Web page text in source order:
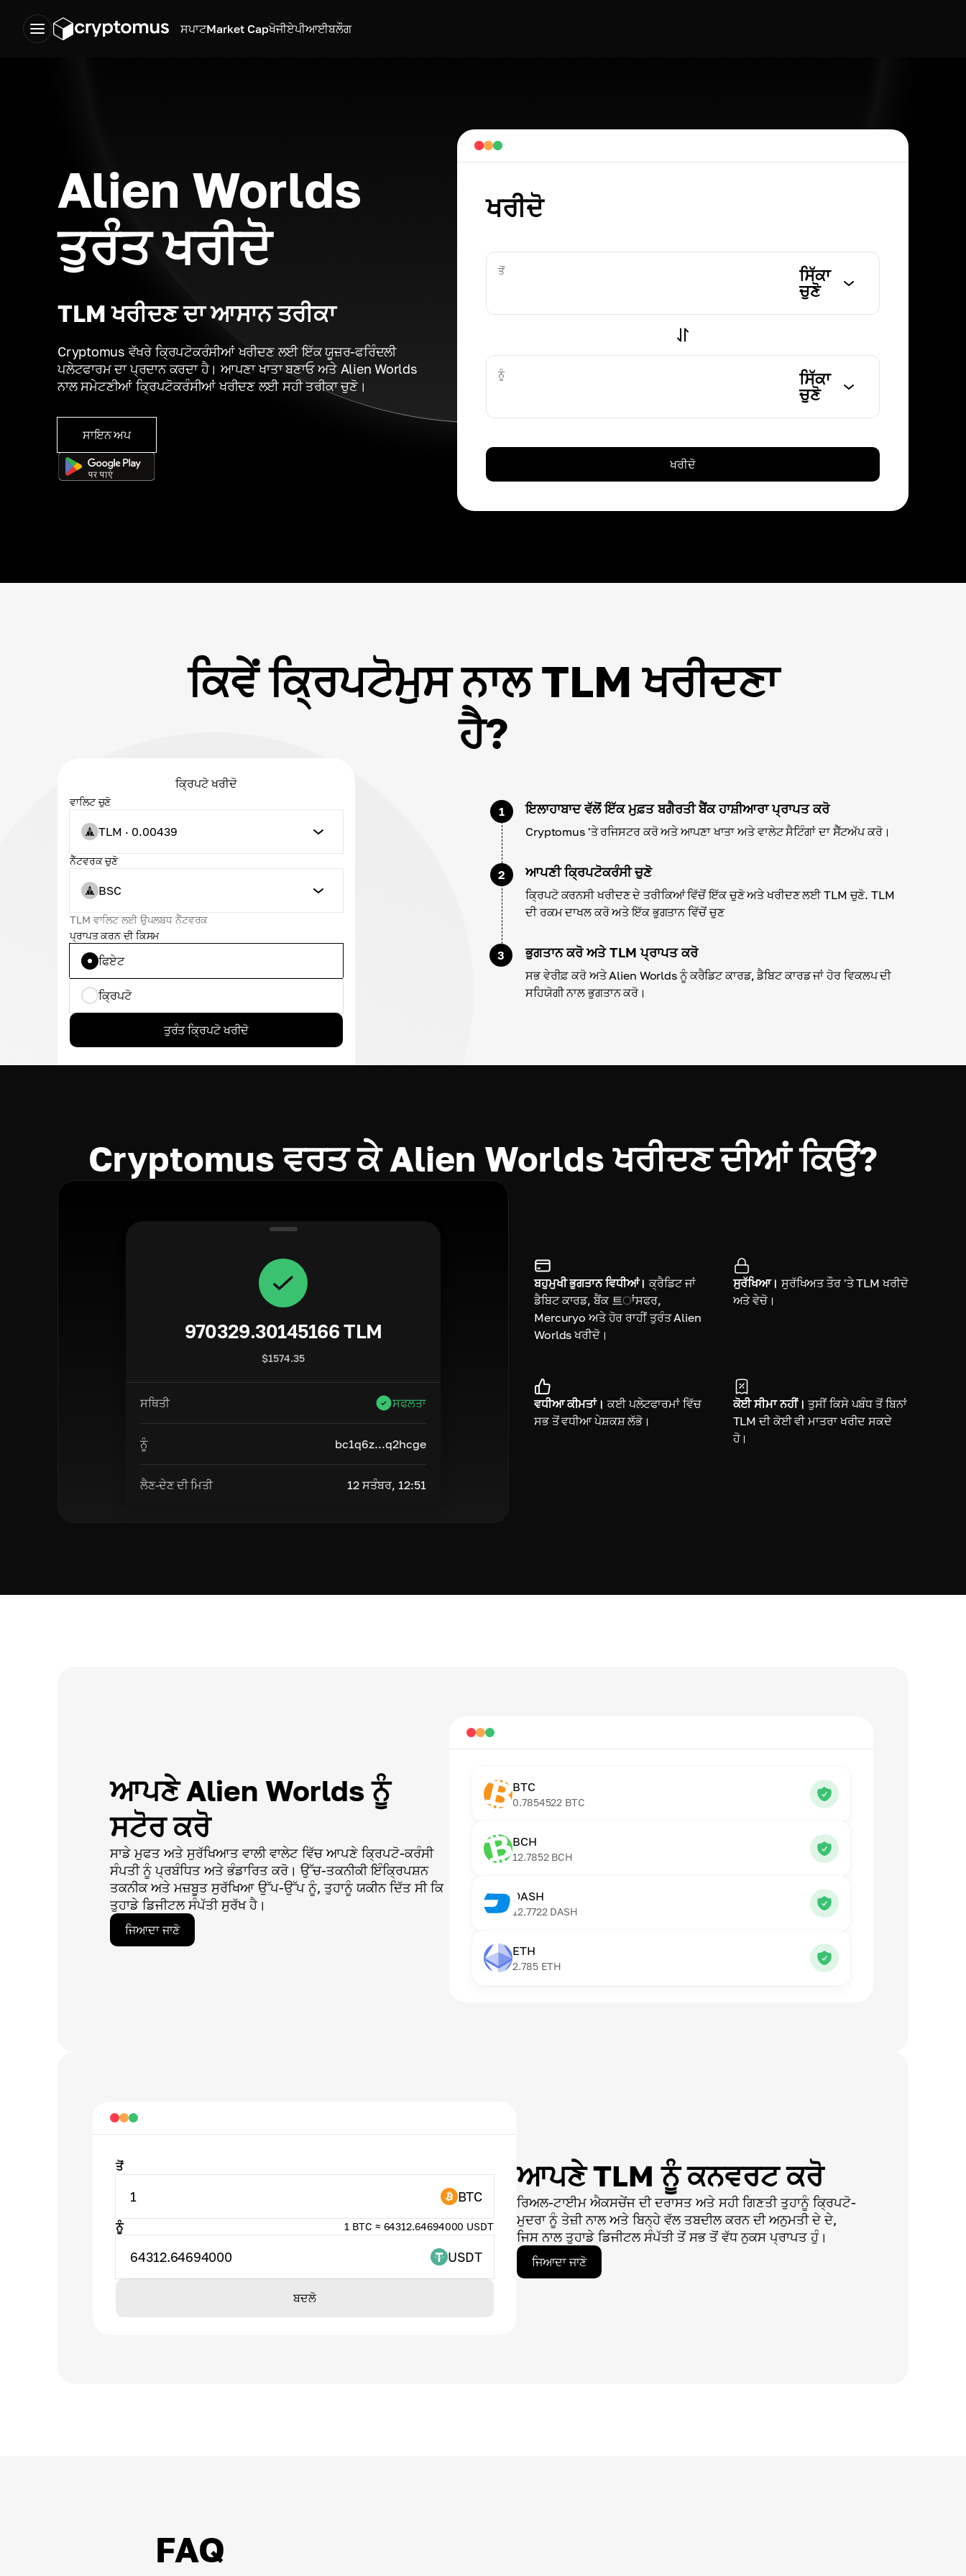
ਸਪਾਟMarket Capਖੋਜੀਏਪੀਆਈਬਲੌਗ
Alien Worlds
ਤੁਰੰਤ ਖਰੀਦੋ
TLM ਖਰੀਦਣ ਦਾ ਆਸਾਨ ਤਰੀਕਾ
Cryptomus ਵੱਖਰੇ ਕ੍ਰਿਪਟੋਕਰੰਸੀਆਂ ਖਰੀਦਣ ਲਈ ਇੱਕ ਯੂਜ਼ਰ-ਫਰਿੰਦਲੀ
ਪਲੇਟਫਾਰਮ ਦਾ ਪ੍ਰਦਾਨ ਕਰਦਾ ਹੈ। ਆਪਣਾ ਖਾਤਾ ਬਣਾਓ ਅਤੇ Alien Worlds
ਨਾਲ ਸਮੇਟਣੀਆਂ ਕ੍ਰਿਪਟੋਕਰੰਸੀਆਂ ਖਰੀਦਣ ਲਈ ਸਹੀ ਤਰੀਕਾ ਚੁਣੋ।
ਸਾਇਨ ਅਪ
ਖਰੀਦੋ
ਤੋਂ
ਸਿੱਕਾ
ਚੁਣੋ
ਨੂੰ
ਸਿੱਕਾ
ਚੁਣੋ
ਖਰੀਦੋ
ਕਿਵੇਂ ਕ੍ਰਿਪਟੋਮੁਸ ਨਾਲ TLM ਖਰੀਦਣਾ
ਹੈ?
ਕ੍ਰਿਪਟੋ ਖਰੀਦੋ
ਵਾਲਿਟ ਚੁਣੋ
TLM · 0.00439
ਨੈੱਟਵਰਕ ਚੁਣੋ
BSC
TLM ਵਾਲਿਟ ਲਈ ਉਪਲਬਧ ਨੈੱਟਵਰਕ
ਪ੍ਰਾਪਤ ਕਰਨ ਦੀ ਕਿਸਮ
ਫਿਏਟ
ਕ੍ਰਿਪਟੋ
ਤੁਰੰਤ ਕ੍ਰਿਪਟੋ ਖਰੀਦੋ
1 ਇਲਾਹਾਬਾਦ ਵੱਲੋਂ ਇੱਕ ਮੁਫ਼ਤ ਬਗੈਰਤੀ ਬੈਂਕ ਹਾਸ਼ੀਆਰਾ ਪ੍ਰਾਪਤ ਕਰੋ
Cryptomus 'ਤੇ ਰਜਿਸਟਰ ਕਰੋ ਅਤੇ ਆਪਣਾ ਖਾਤਾ ਅਤੇ ਵਾਲੇਟ ਸੈਟਿੰਗਾਂ ਦਾ ਸੈੱਟਅੱਪ ਕਰੋ।
2 ਆਪਣੀ ਕ੍ਰਿਪਟੋਕਰੰਸੀ ਚੁਣੋ
ਕ੍ਰਿਪਟੋ ਕਰਨਸੀ ਖਰੀਦਣ ਦੇ ਤਰੀਕਿਆਂ ਵਿੱਚੋਂ ਇੱਕ ਚੁਣੋ ਅਤੇ ਖਰੀਦਣ ਲਈ TLM ਚੁਣੋ. TLM
ਦੀ ਰਕਮ ਦਾਖਲ ਕਰੋ ਅਤੇ ਇੱਕ ਭੁਗਤਾਨ ਵਿੱਚੋਂ ਚੁਣ
3 ਭੁਗਤਾਨ ਕਰੋ ਅਤੇ TLM ਪ੍ਰਾਪਤ ਕਰੋ
ਸਭ ਵੇਰੀਫ਼ ਕਰੋ ਅਤੇ Alien Worlds ਨੂੰ ਕਰੈਡਿਟ ਕਾਰਡ, ਡੈਬਿਟ ਕਾਰਡ ਜਾਂ ਹੋਰ ਵਿਕਲਪ ਦੀ
ਸਹਿਯੋਗੀ ਨਾਲ ਭੁਗਤਾਨ ਕਰੋ।
Cryptomus ਵਰਤ ਕੇ Alien Worlds ਖਰੀਦਣ ਦੀਆਂ ਕਿਉਂ?
970329.30145166 TLM
$1574.35
ਸਥਿਤੀ ਸਫਲਤਾ
ਨੂੰ bc1q6z...q2hcge
ਲੈਣ-ਦੇਣ ਦੀ ਮਿਤੀ 12 ਸਤੰਬਰ, 12:51
ਬਹੁਮੁਖੀ ਭੁਗਤਾਨ ਵਿਧੀਆਂ। ਕ੍ਰੈਡਿਟ ਜਾਂ
ਡੈਬਿਟ ਕਾਰਡ, ਬੈਂਕ 트ਾਂਸਫਰ,
Mercuryo ਅਤੇ ਹੋਰ ਰਾਹੀਂ ਤੁਰੰਤ Alien
Worlds ਖਰੀਦੋ।
ਸੁਰੱਖਿਆ। ਸੁਰੱਖਿਅਤ ਤੌਰ 'ਤੇ TLM ਖਰੀਦੋ
ਅਤੇ ਵੇਚੋ।
ਵਧੀਆ ਕੀਮਤਾਂ। ਕਈ ਪਲੇਟਫਾਰਮਾਂ ਵਿੱਚ
ਸਭ ਤੋਂ ਵਧੀਆ ਪੇਸ਼ਕਸ਼ ਲੱਭੋ।
ਕੋਈ ਸੀਮਾ ਨਹੀਂ। ਤੁਸੀਂ ਕਿਸੇ ਪਬੰਧ ਤੋਂ ਬਿਨਾਂ
TLM ਦੀ ਕੋਈ ਵੀ ਮਾਤਰਾ ਖਰੀਦ ਸਕਦੇ
ਹੋ।
ਆਪਣੇ Alien Worlds ਨੂੰ
ਸਟੋਰ ਕਰੋ
ਸਾਡੇ ਮੁਫਤ ਅਤੇ ਸੁਰੱਖਿਆਤ ਵਾਲੀ ਵਾਲੇਟ ਵਿੱਚ ਆਪਣੇ ਕ੍ਰਿਪਟੋ-ਕਰੰਸੀ
ਸੰਪਤੀ ਨੂੰ ਪ੍ਰਬੰਧਿਤ ਅਤੇ ਭੰਡਾਰਿਤ ਕਰੋ। ਉੱਚ-ਤਕਨੀਕੀ ਇੰਕ੍ਰਿਪਸ਼ਨ
ਤਕਨੀਕ ਅਤੇ ਮਜ਼ਬੂਤ ਸੁਰੱਖਿਆ ਉੱਪ-ਉੱਪ ਨੂੰ, ਤੁਹਾਨੂੰ ਯਕੀਨ ਦਿੱਤ ਸੀ ਕਿ
ਤੁਹਾਡੇ ਡਿਜੀਟਲ ਸੰਪੱਤੀ ਸੁਰੱਖ ਹੈ।
ਜਿਆਦਾ ਜਾਣੋ
BTC
0.7854522 BTC
BCH
12.7852 BCH
DASH
12.7722 DASH
ETH
2.785 ETH
ਆਪਣੇ TLM ਨੂੰ ਕਨਵਰਟ ਕਰੋ
ਰਿਅਲ-ਟਾਈਮ ਐਕਸਚੇਂਜ ਦੀ ਦਰਾਸਤ ਅਤੇ ਸਹੀ ਗਿਣਤੀ ਤੁਹਾਨੂੰ ਕ੍ਰਿਪਟੋ-
ਮੁਦਰਾ ਨੂੰ ਤੇਜ਼ੀ ਨਾਲ ਅਤੇ ਬਿਨ੍ਹੇ ਵੱਲ ਤਬਦੀਲ ਕਰਨ ਦੀ ਅਨੁਮਤੀ ਦੇ ਦੇ,
ਜਿਸ ਨਾਲ ਤੁਹਾਡੇ ਡਿਜੀਟਲ ਸੰਪੱਤੀ ਤੋਂ ਸਭ ਤੋਂ ਵੱਧ ਨੁਕਸ ਪ੍ਰਾਪਤ ਹੁੰ।
ਜਿਆਦਾ ਜਾਣੋ
ਤੋਂ
1 BTC
ਨੂੰ 1 BTC ≈ 64312.64694000 USDT
64312.64694000 USDT
ਬਦਲੋ
FAQ